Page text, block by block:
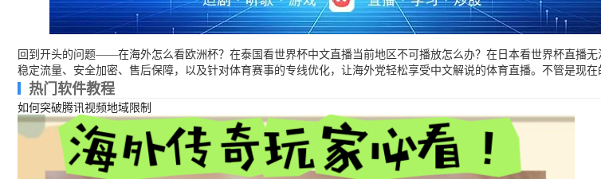
回到开头的问题——在海外怎么看欧洲杯？在泰国看世界杯中文直播当前地区不可播放怎么办？在日本看世界杯直播无
稳定流量、安全加密、售后保障，以及针对体育赛事的专线优化，让海外党轻松享受中文解说的体育直播。不管是现在
热门软件教程
如何突破腾讯视频地域限制